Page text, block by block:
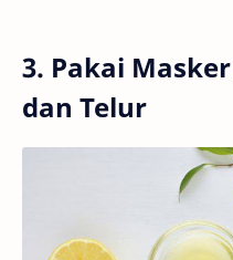
3. Pakai
dan Telur